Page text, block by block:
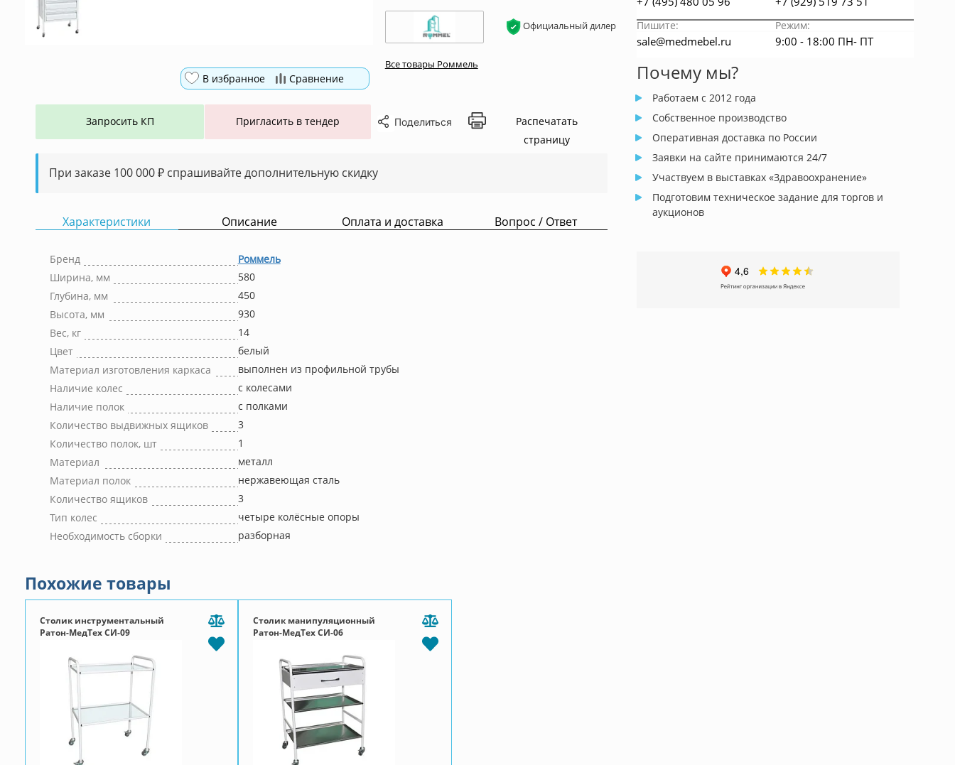
В избранное Сравнение
Официальный дилер
Все товары Роммель
Запросить КП Пригласить в тендер Поделиться
Распечатать
страницу
При заказе 100 000 ₽ спрашивайте дополнительную скидку
Характеристики Описание Оплата и доставка Вопрос / Ответ
Бренд
Роммель
Ширина, мм
580
Глубина, мм
450
Высота, мм
930
Вес, кг
14
Цвет
белый
Материал изготовления каркаса
выполнен из профильной трубы
Наличие колес
с колесами
Наличие полок
с полками
Количество выдвижных ящиков
3
Количество полок, шт
1
Материал
металл
Материал полок
нержавеющая сталь
Количество ящиков
3
Тип колес
четыре колёсные опоры
Необходимость сборки
разборная
Пишите: Режим:
sale@medmebel.ru 9:00 - 18:00 ПН- ПТ
Почему мы?
Работаем с 2012 года
Собственное производство
Оперативная доставка по России
Заявки на сайте принимаются 24/7
Участвуем в выставках «Здравоохранение»
Подготовим техническое задание для торгов и
аукционов
Похожие товары
Столик инструментальный
Ратон-МедТех СИ-09
Столик манипуляционный
Ратон-МедТех СИ-06